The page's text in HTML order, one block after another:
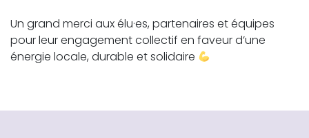
Un grand merci aux élu·es, partenaires et équipes
pour leur engagement collectif en faveur d’une
énergie locale, durable et solidaire